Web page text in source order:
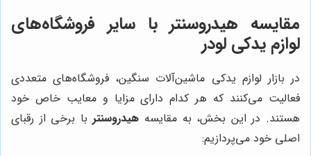
مقایسه هیدروسنتربا سایر فروشگاه‌های
لوازم یدکی لودر
در بازار لوازم یدکی ماشین‌آلات سنگین، فروشگاه‌های متعددی
فعالیت می‌کنند که هر کدام دارای مزایا و معایب خاص خود
هستند. در این بخش، به مقایسه هیدروسنتر با برخی از رقبای
اصلی خود می‌پردازیم: